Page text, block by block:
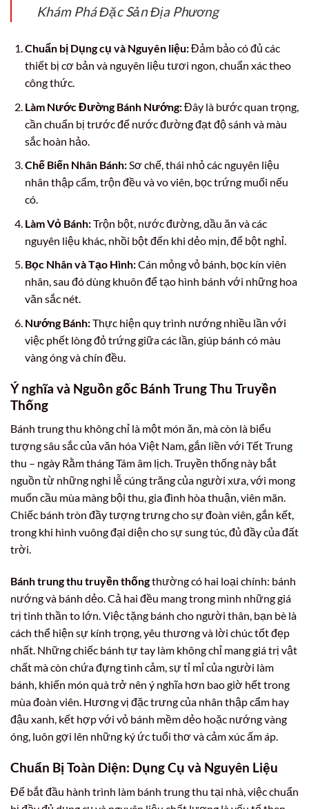
Khám Phá Đặc Sản Địa Phương
Chuẩn bị Dụng cụ và Nguyên liệu:Đảm bảo có đủ các
thiết bị cơ bản và nguyên liệu tươi ngon, chuẩn xác theo
công thức.
Làm Nước Đường Bánh Nướng:Đây là bước quan trọng,
cần chuẩn bị trước để nước đường đạt độ sánh và màu
sắc hoàn hảo.
Chế Biến Nhân Bánh:Sơ chế, thái nhỏ các nguyên liệu
nhân thập cẩm, trộn đều và vo viên, bọc trứng muối nếu
có.
Làm Vỏ Bánh:Trộn bột, nước đường, dầu ăn và các
nguyên liệu khác, nhồi bột đến khi dẻo mịn, để bột nghỉ.
Bọc Nhân và Tạo Hình:Cán mỏng vỏ bánh, bọc kín viên
nhân, sau đó dùng khuôn để tạo hình bánh với những hoa
văn sắc nét.
Nướng Bánh:Thực hiện quy trình nướng nhiều lần với
việc phết lòng đỏ trứng giữa các lần, giúp bánh có màu
vàng óng và chín đều.
Ý nghĩa và Nguồn gốc Bánh Trung Thu Truyền
Thống
Bánh trung thu không chỉ là một món ăn, mà còn là biểu
tượng sâu sắc của văn hóa Việt Nam, gắn liền với Tết Trung
thu – ngày Rằm tháng Tám âm lịch. Truyền thống này bắt
nguồn từ những nghi lễ cúng trăng của người xưa, với mong
muốn cầu mùa màng bội thu, gia đình hòa thuận, viên mãn.
Chiếc bánh tròn đầy tượng trưng cho sự đoàn viên, gắn kết,
trong khi hình vuông đại diện cho sự sung túc, đủ đầy của đất
trời.
Bánh trung thu truyền thốngthường có hai loại chính: bánh
nướng và bánh dẻo. Cả hai đều mang trong mình những giá
trị tinh thần to lớn. Việc tặng bánh cho người thân, bạn bè là
cách thể hiện sự kính trọng, yêu thương và lời chúc tốt đẹp
nhất. Những chiếc bánh tự tay làm không chỉ mang giá trị vật
chất mà còn chứa đựng tình cảm, sự tỉ mỉ của người làm
bánh, khiến món quà trở nên ý nghĩa hơn bao giờ hết trong
mùa đoàn viên. Hương vị đặc trưng của nhân thập cẩm hay
đậu xanh, kết hợp với vỏ bánh mềm dẻo hoặc nướng vàng
óng, luôn gợi lên những ký ức tuổi thơ và cảm xúc ấm áp.
Chuẩn Bị Toàn Diện: Dụng Cụ và Nguyên Liệu
Để bắt đầu hành trình làm bánh trung thu tại nhà, việc chuẩn